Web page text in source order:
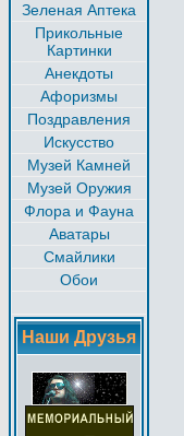
Зеленая Аптека
Прикольные
Картинки
Анекдоты
Афоризмы
Поздравления
Искусство
Музей Камней
Музей Оружия
Флора и Фауна
Аватары
Смайлики
Обои
Наши Друзья